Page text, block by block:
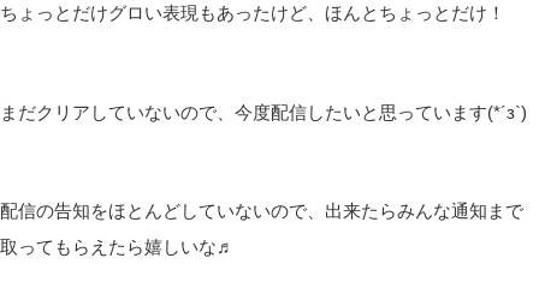
ちょっとだけグロい表現もあったけど、ほんとちょっとだけ！
まだクリアしていないので、今度配信したいと思っています(*´з`)
配信の告知をほとんどしていないので、出来たらみんな通知まで
取ってもらえたら嬉しいな♬